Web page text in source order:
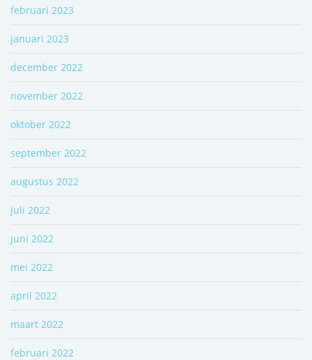
februari 2023
januari 2023
december 2022
november 2022
oktober 2022
september 2022
augustus 2022
juli 2022
juni 2022
mei 2022
april 2022
maart 2022
februari 2022